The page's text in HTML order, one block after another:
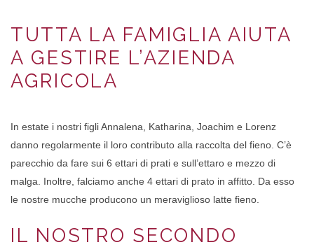
TUTTA LA FAMIGLIA AIUTA
A GESTIRE L’AZIENDA
AGRICOLA
In estate i nostri figli Annalena, Katharina, Joachim e Lorenz
danno regolarmente il loro contributo alla raccolta del fieno. C’è
parecchio da fare sui 6 ettari di prati e sull’ettaro e mezzo di
malga. Inoltre, falciamo anche 4 ettari di prato in affitto. Da esso
le nostre mucche producono un meraviglioso latte fieno.
IL NOSTRO SECONDO